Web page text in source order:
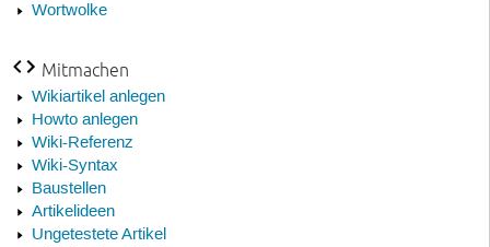
Wortwolke
Mitmachen
Wikiartikel anlegen
Howto anlegen
Wiki-Referenz
Wiki-Syntax
Baustellen
Artikelideen
Ungetestete Artikel